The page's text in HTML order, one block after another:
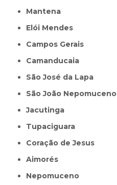
Mantena
Elói Mendes
Campos Gerais
Camanducaia
São José da Lapa
São João Nepomuceno
Jacutinga
Tupaciguara
Coração de Jesus
Aimorés
Nepomuceno